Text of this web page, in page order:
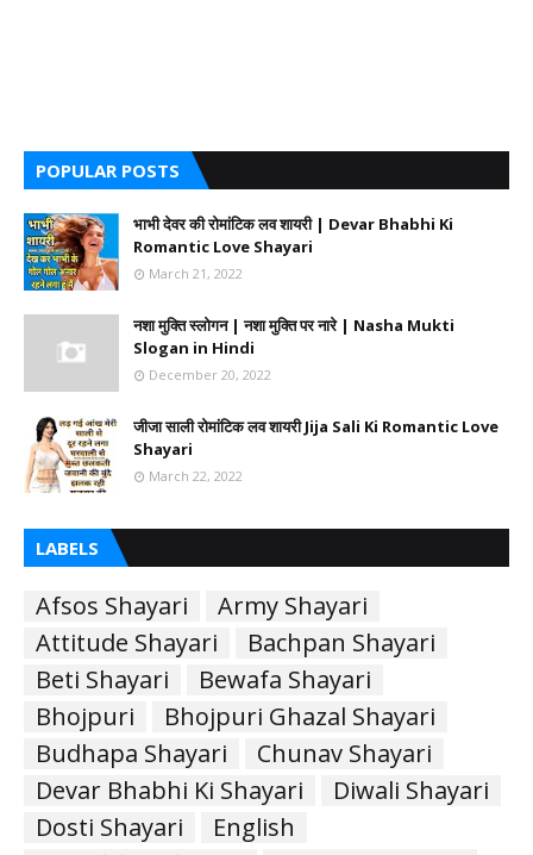
POPULAR POSTS
भाभी देवर की रोमांटिक लव शायरी | Devar Bhabhi Ki
Romantic Love Shayari
March 21, 2022
नशा मुक्ति स्लोगन | नशा मुक्ति पर नारे | Nasha Mukti
Slogan in Hindi
December 20, 2022
जीजा साली रोमांटिक लव शायरी Jija Sali Ki Romantic Love
Shayari
March 22, 2022
LABELS
Afsos Shayari
Army Shayari
Attitude Shayari
Bachpan Shayari
Beti Shayari
Bewafa Shayari
Bhojpuri
Bhojpuri Ghazal Shayari
Budhapa Shayari
Chunav Shayari
Devar Bhabhi Ki Shayari
Diwali Shayari
Dosti Shayari
English